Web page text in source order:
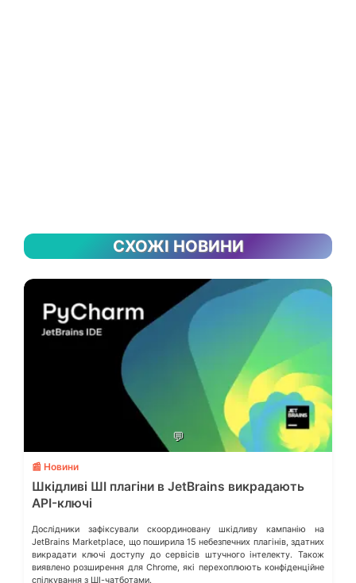
СХОЖІ НОВИНИ
💬
📰 Новини
Шкідливі ШІ плагіни в JetBrains викрадають
API-ключі
Дослідники зафіксували скоординовану шкідливу кампанію на
JetBrains Marketplace, що поширила 15 небезпечних плагінів, здатних
викрадати ключі доступу до сервісів штучного інтелекту. Також
виявлено розширення для Chrome, які перехоплюють конфіденційне
спілкування з ШІ-чатботами.